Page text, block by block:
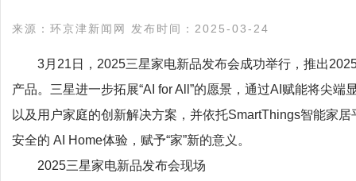
来源：环京津新闻网 发布时间：2025-03-24
3月21日，2025三星家电新品发布会成功举行，推出
产品。三星进一步拓展“AI for All”的愿景，通过AI赋能将尖
以及用户家庭的创新解决方案，并依托SmartThings智能家
安全的 AI Home体验，赋予“家”新的意义。
2025三星家电新品发布会现场